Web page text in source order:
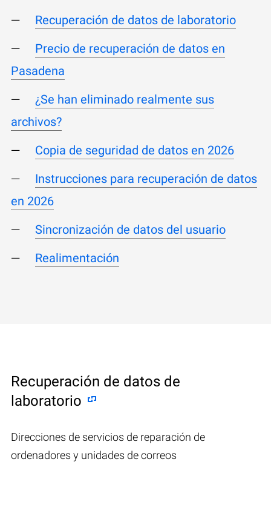
Recuperación de datos de laboratorio
Precio de recuperación de datos en
Pasadena
¿Se han eliminado realmente sus
archivos?
Copia de seguridad de datos en 2026
Instrucciones para recuperación de datos
en 2026
Sincronización de datos del usuario
Realimentación
Recuperación de datos de
laboratorio
Direcciones de servicios de reparación de
ordenadores y unidades de correos